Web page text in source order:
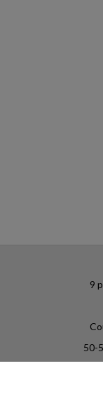
9
50-